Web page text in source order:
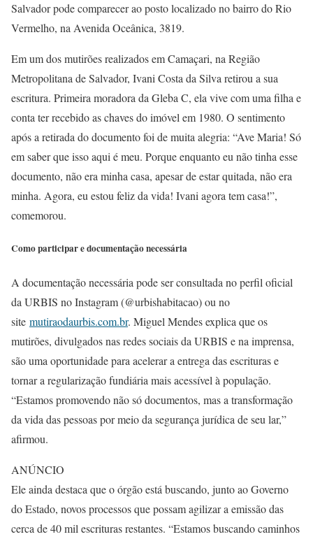
Salvador pode comparecer ao posto localizado no bairro do Rio
Vermelho, na Avenida Oceânica, 3819.
Em um dos mutirões realizados em Camaçari, na Região
Metropolitana de Salvador, Ivani Costa da Silva retirou a sua
escritura. Primeira moradora da Gleba C, ela vive com uma filha e
conta ter recebido as chaves do imóvel em 1980. O sentimento
após a retirada do documento foi de muita alegria: “Ave Maria! Só
em saber que isso aqui é meu. Porque enquanto eu não tinha esse
documento, não era minha casa, apesar de estar quitada, não era
minha. Agora, eu estou feliz da vida! Ivani agora tem casa!”,
comemorou.
Como participar e documentação necessária
A documentação necessária pode ser consultada no perfil oficial
da URBIS no Instagram (@urbishabitacao) ou no
site mutiraodaurbis.com.br. Miguel Mendes explica que os
mutirões, divulgados nas redes sociais da URBIS e na imprensa,
são uma oportunidade para acelerar a entrega das escrituras e
tornar a regularização fundiária mais acessível à população.
“Estamos promovendo não só documentos, mas a transformação
da vida das pessoas por meio da segurança jurídica de seu lar,”
afirmou.
ANÚNCIO
Ele ainda destaca que o órgão está buscando, junto ao Governo
do Estado, novos processos que possam agilizar a emissão das
cerca de 40 mil escrituras restantes. “Estamos buscando caminhos